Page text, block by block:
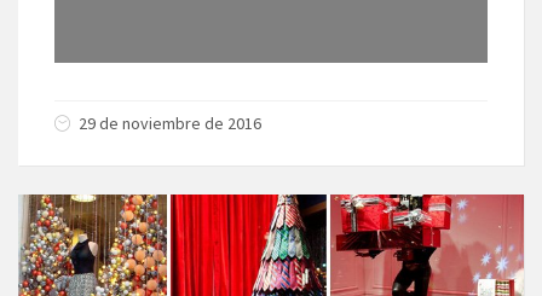
29 de noviembre de 2016